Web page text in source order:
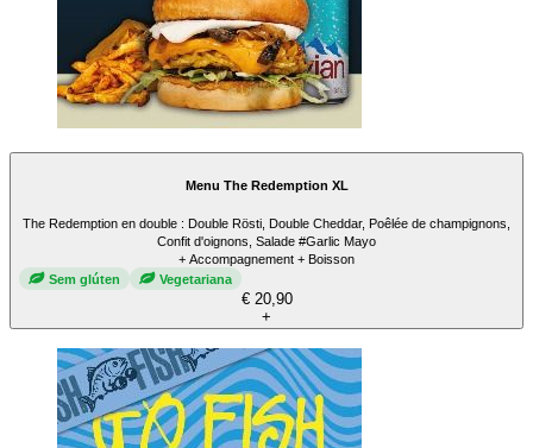
Menu The Redemption XL
The Redemption en double : Double Rösti, Double Cheddar, Poêlée de champignons,
Confit d'oignons, Salade #Garlic Mayo
+ Accompagnement + Boisson
Sem glúten
Vegetariana
€ 20,90
+